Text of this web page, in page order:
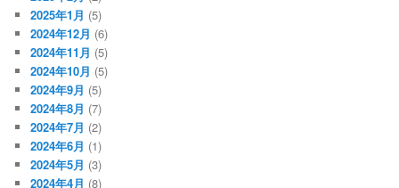
2025年1月 (5)
2024年12月 (6)
2024年11月 (5)
2024年10月 (5)
2024年9月 (5)
2024年8月 (7)
2024年7月 (2)
2024年6月 (1)
2024年5月 (3)
2024年4月 (8)